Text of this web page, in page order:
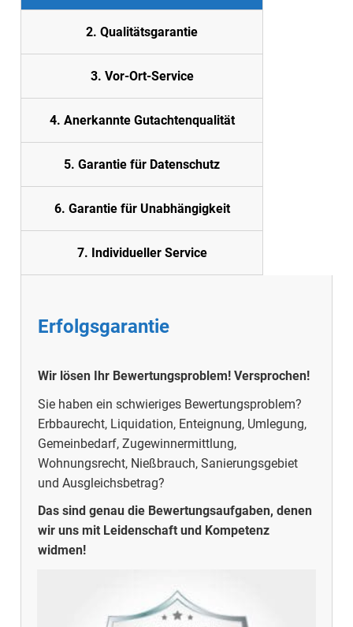
2. Qualitätsgarantie
3. Vor-Ort-Service
4. Anerkannte Gutachtenqualität
5. Garantie für Datenschutz
6. Garantie für Unabhängigkeit
7. Individueller Service
Erfolgsgarantie
Wir lösen Ihr Bewertungsproblem! Versprochen!
Sie haben ein schwieriges Bewertungsproblem?
Erbbaurecht, Liquidation, Enteignung, Umlegung,
Gemeinbedarf, Zugewinnermittlung,
Wohnungsrecht, Nießbrauch, Sanierungsgebiet
und Ausgleichsbetrag?
Das sind genau die Bewertungsaufgaben, denen
wir uns mit Leidenschaft und Kompetenz
widmen!